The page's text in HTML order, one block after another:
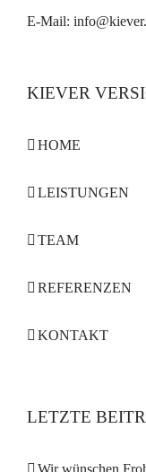
E-Mail:
KIEVER
HOME
LEISTUNGEN
TEAM
REFERENZEN
KONTAKT
LETZTE
Wir wünschen